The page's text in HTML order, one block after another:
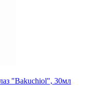
"Bakuchiol", 30мл